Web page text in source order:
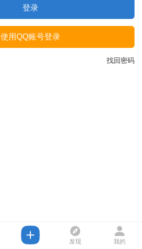
登录
使用QQ账号登录
找回密码
发现 我的